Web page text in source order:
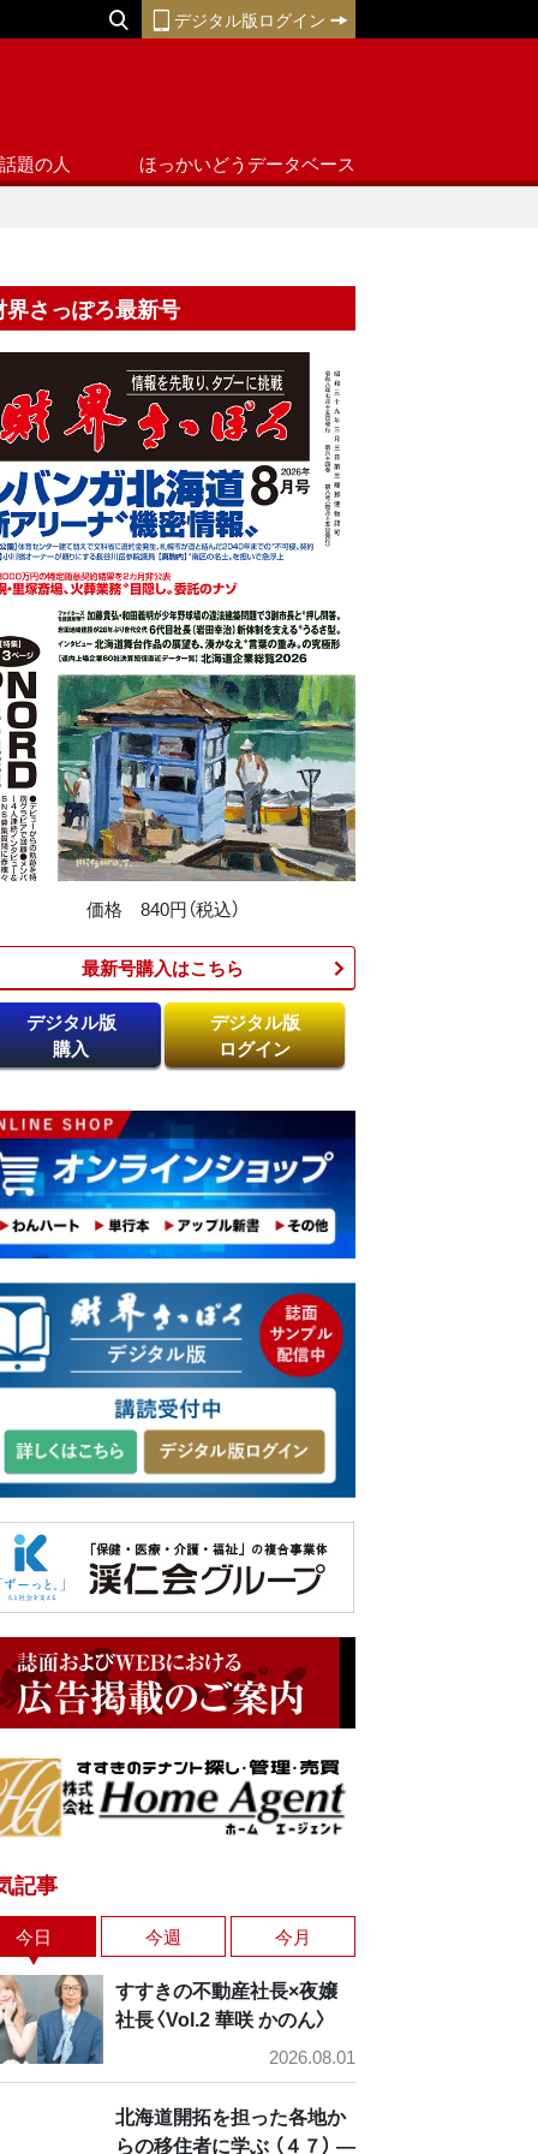
デジタル版ログイン
話題の人 ほっかいどうデータベース
界さっぽろ最新号
価格 840円（税込）
最新号購入はこちら​
デジタル版
購入
デジタル版
ログイン
記事
今日 今週 今月
すすきの不動産社長×夜嬢
社長〈Vol.2 華咲 かのん〉
2026.08.01
北海道開拓を担った各地か
らの移住者に学ぶ （４７） ―